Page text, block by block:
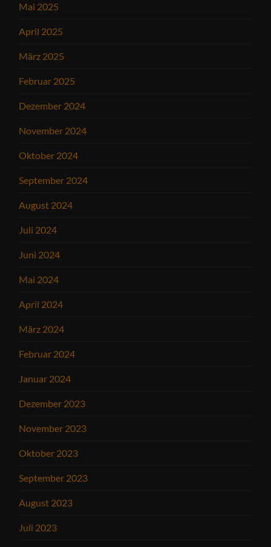
Mai 2025
April 2025
März 2025
Februar 2025
Dezember 2024
November 2024
Oktober 2024
September 2024
August 2024
Juli 2024
Juni 2024
Mai 2024
April 2024
März 2024
Februar 2024
Januar 2024
Dezember 2023
November 2023
Oktober 2023
September 2023
August 2023
Juli 2023